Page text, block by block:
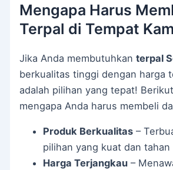
Mengapa Harus
Terpal di Tempat
Jika Anda membutuhkanterpal
berkualitas tinggi dengan harga
adalah pilihan yang tepat!
mengapa Anda harus membeli
Produk Berkualitas –
pilihan yang kuat dan tahan
Harga Terjangkau –